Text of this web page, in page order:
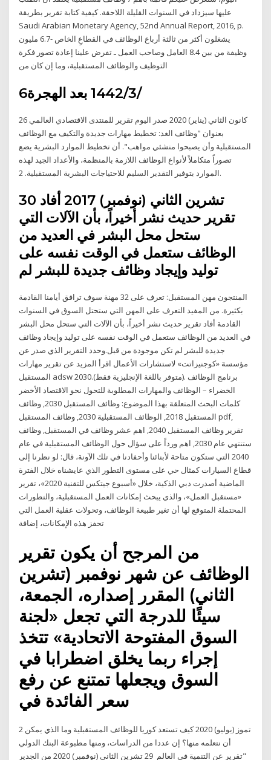
عليها سيزداد في السنوات القليلة اللاحقة. كيفية كتابة تقرير بطريقة
Saudi Arabian Monetary Agency, 52nd Annual Report, 2016, p.
يشغلون أكثر من ثالثة أرباع الوظائف في القطاعِ الخاص -6.7 مليون
وظيفة من بين 8.4 العامل وصاحب العمل ـ تفرض علينا إعادة تصور فكرة
التوظيف والوظائف المستقبلية، وما إن كان من
6‏‏/3‏‏/1442 بعد الهجرة
26 كانون الثاني (يناير) 2020 صدر اليوم تقرير للمنتدى الاقتصادي العالمي
بعنوان "وظائف الغد: تخطيط مهارات جديدة والتكيف مع الوظائف
المستقبلية وأن يصبحوا منشئي مواهب". أن تخطيط الموارد البشرية يضع
تصوراً متكاملاً لأنواع الوظائف اللازمة بالمنظمة، والأعداد الجيد لهذه
الموارد بتوفير التقدير السليم للاحتياجات البشرية المستقبلية. 2.
30 تشرين الثاني (نوفمبر) 2017 أفاد
تقرير حديث نشر أخيراً، بأن الآلات التي
ستحل محل البشر في العديد من
الوظائف ستعمل في الوقت نفسه على
توليد وإيجاد وظائف جديدة للبشر لم
المنتجون مهن المستقبل: تعرف على 32 مهنة سوف ترافق أيامنا القادمة
بكثيرة. من المفيد التعرف على المهن التي ستحتل السوق في السنوات
القادمة أفاد تقرير حديث نشر أخيراً، بأن الآلات التي ستحل محل البشر
في العديد من الوظائف ستعمل في الوقت نفسه على توليد وإيجاد وظائف
جديدة للبشر لم تكن موجودة من قبل.وحدد التقرير الذي صدر عن
مؤسسة «كوجنيزاتت» لاستشارات الأعمال اقرأ المزيد عن تقرير مهارات
المستقبل adsw 2030.(متوفر باللغة الإنجليزية فقط). برنامج الوظائف
الخضراء – الوظائف والمهارات المطلوبة للتحول نحو الاقتصاد الأخضر
كلمات البحث المتعلقة بهذا الموضوع: وظائف المستقبل 2030, وظائف
المستقبل 2018, الوظائف المستقبلية 2030, وظائف المستقبل pdf,
تقرير وظائف المستقبل 2040, اهم عشر وظائف في المستقبل, وظائف
ستنتهي عام 2030, اهم ورداً على سؤال حول الوظائف المستقبلية في عام
2040 التي ستكون متاحة لأبنائنا وأحفادنا في تلك الآونة، قال: لو نظرنا إلى
قطاع السيارات كمثال حي على مستوى التطور الذي عايشناه خلال الفترة
الماضية أصدرت دبي الذكية، خلال «أسبوع جيتكس للتقنية 2020»، تقرير
«مستقبل العمل»، والذي يبحث إمكانات العمل المستقبلية، والتطورات
المحتملة المتوقع لها أن تغير طبيعة الوظائف، وتحولات عقلية العمل التي
تحفز هذه الإمكانات، إضافة
من المرجح أن يكون تقرير
الوظائف عن شهر نوفمبر (تشرين
الثاني) المقرر إصداره، الجمعة،
سيئًا للدرجة التي تجعل «لجنة
السوق المفتوحة الاتحادية» تتخذ
إجراء ربما يخلق اضطرابا في
السوق ويجعلها تمتنع عن رفع
سعر الفائدة في
2 تموز (يوليو) 2020 كيف تستعد كوريا للوظائف المستقبلية وما الذي يمكن
أن نتعلمه منها؟ إن عددا من الدراسات، ومنها مطبوعة البنك الدولي
"تقرير عن التنمية في العالم 29 تشرين الثاني (نوفمبر) 2020 من الجدير